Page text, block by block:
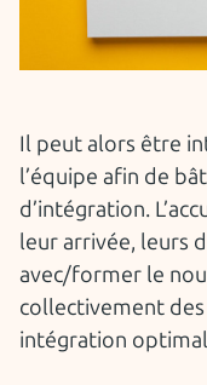
Il peut alors être
l’équipe afin de
d’intégration.
leur arrivée, leurs
avec/former le
collectivement
intégration